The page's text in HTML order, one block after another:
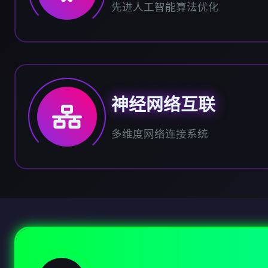
先进人工智能算法优化
神经网络互联
多维度网络连接系统